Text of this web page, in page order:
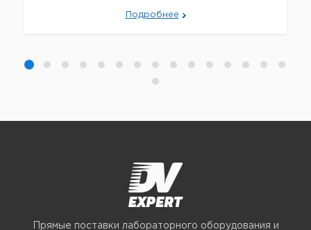
Подробнее
Прямые поставки лабораторного оборудования и